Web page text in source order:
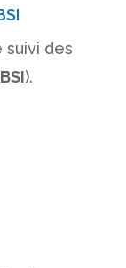
suivi des
BSI).